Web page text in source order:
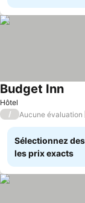
Hôtel
Budget Inn
/ Aucune évaluation
Sélectionnez
les prix exacts